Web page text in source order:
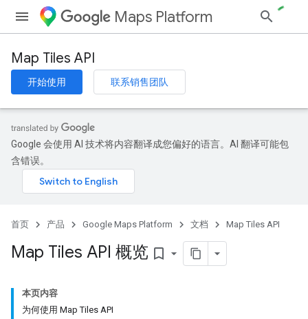
Maps Platform
Map Tiles API
开始使用 联系销售团队
Google 会使用 AI 技术将内容翻译成您偏好的语言。AI 翻译可能包
含错误。
首页 产品 Google Maps Platform 文档 Map Tiles API
Map Tiles API 概览 bookmark_border
本页内容
为何使用 Map Tiles API